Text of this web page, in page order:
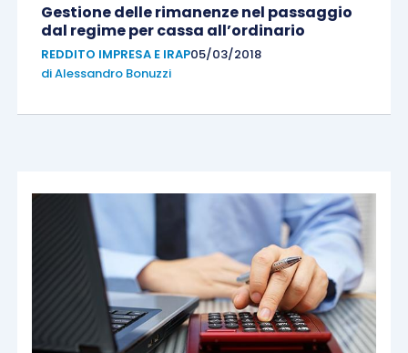
Gestione delle rimanenze nel passaggio
dal regime per cassa all’ordinario
REDDITO IMPRESA E IRAP05/03/2018
diAlessandro Bonuzzi